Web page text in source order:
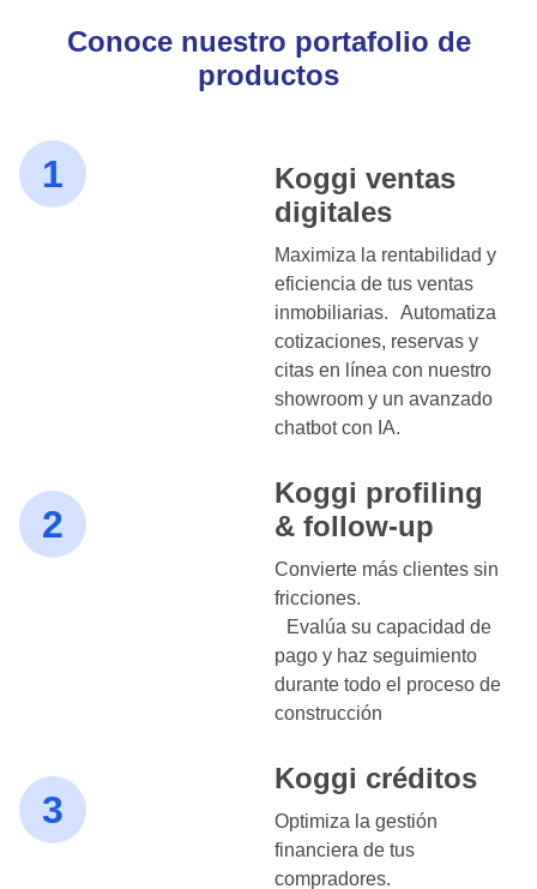
Conoce nuestro portafolio de
productos
1
Koggi ventas
digitales
Maximiza la rentabilidad y
eficiencia de tus ventas
inmobiliarias. Automatiza
cotizaciones, reservas y
citas en línea con nuestro
showroom y un avanzado
chatbot con IA.
2
Koggi profiling
& follow-up
Convierte más clientes sin
fricciones.
Evalúa su capacidad de
pago y haz seguimiento
durante todo el proceso de
construcción
3
Koggi créditos
Optimiza la gestión
financiera de tus
compradores.